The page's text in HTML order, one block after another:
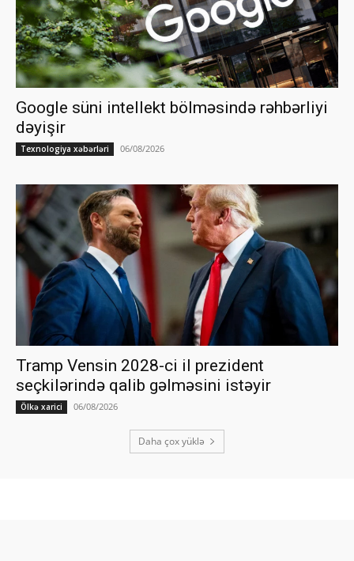
Google süni intellekt bölməsində rəhbərliyi
dəyişir
Texnologiya xəbərləri 06/08/2026
Tramp Vensin 2028-ci il prezident
seçkilərində qalib gəlməsini istəyir
Ölkə xarici 06/08/2026
Daha çox yüklə